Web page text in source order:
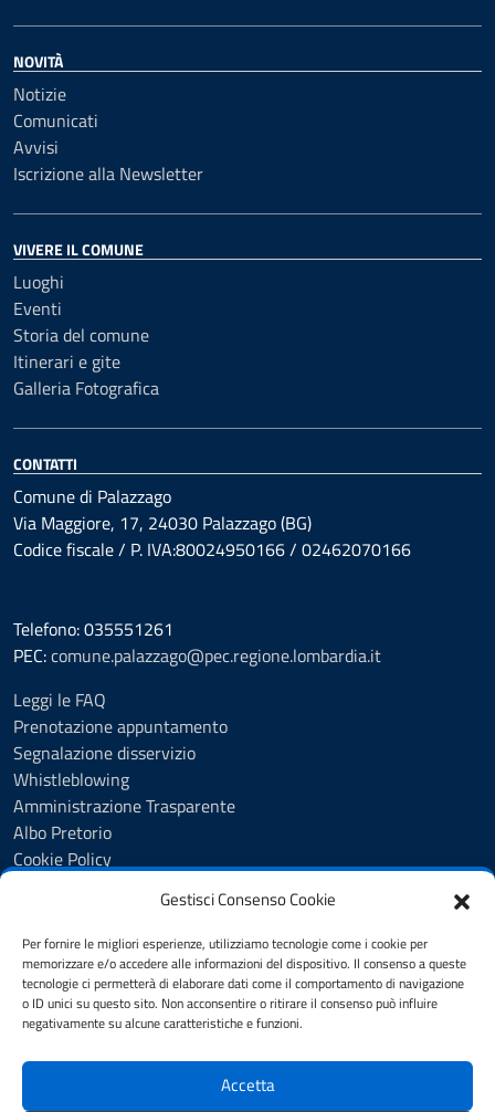
Gestisci Consenso Cookie
Per fornire le migliori esperienze, utilizziamo tecnologie come i cookie per
memorizzare e/o accedere alle informazioni del dispositivo. Il consenso a queste
tecnologie ci permetterà di elaborare dati come il comportamento di navigazione
o ID unici su questo sito. Non acconsentire o ritirare il consenso può influire
negativamente su alcune caratteristiche e funzioni.
Accetta
NOVITÀ
Notizie
Comunicati
Avvisi
Iscrizione alla Newsletter
VIVERE IL COMUNE
Luoghi
Eventi
Storia del comune
Itinerari e gite
Galleria Fotografica
CONTATTI
Comune di Palazzago
Via Maggiore, 17, 24030 Palazzago (BG)
Codice fiscale / P. IVA:80024950166 / 02462070166
Telefono: 035551261
PEC:comune.palazzago@pec.regione.lombardia.it
Leggi le FAQ
Prenotazione appuntamento
Segnalazione disservizio
Whistleblowing
Amministrazione Trasparente
Albo Pretorio
Cookie Policy
Dichiarazione di accessibilità
Dichiarazione di accessibilità - pagina informativa
Obiettivi di accessibilità
Note legali
Feedback